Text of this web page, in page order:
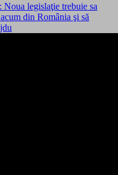
legislaţie trebuie sa
din România şi să